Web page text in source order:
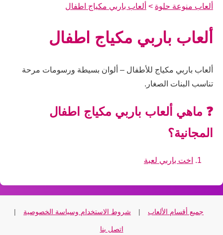
ألعاب منوعة حلوة > ألعاب باربي مكياج اطفال
ألعاب باربي مكياج اطفال
ألعاب باربي مكياج للأطفال – ألوان بسيطة ورسومات مرحة
تناسب البنات الصغار.
❓ ماهي ألعاب باربي مكياج اطفال
المجانية؟
اخت باربي لعبة
جميع أقسام الألعاب | شروط الاستخدام وسياسة الخصوصية |
اتصل بنا